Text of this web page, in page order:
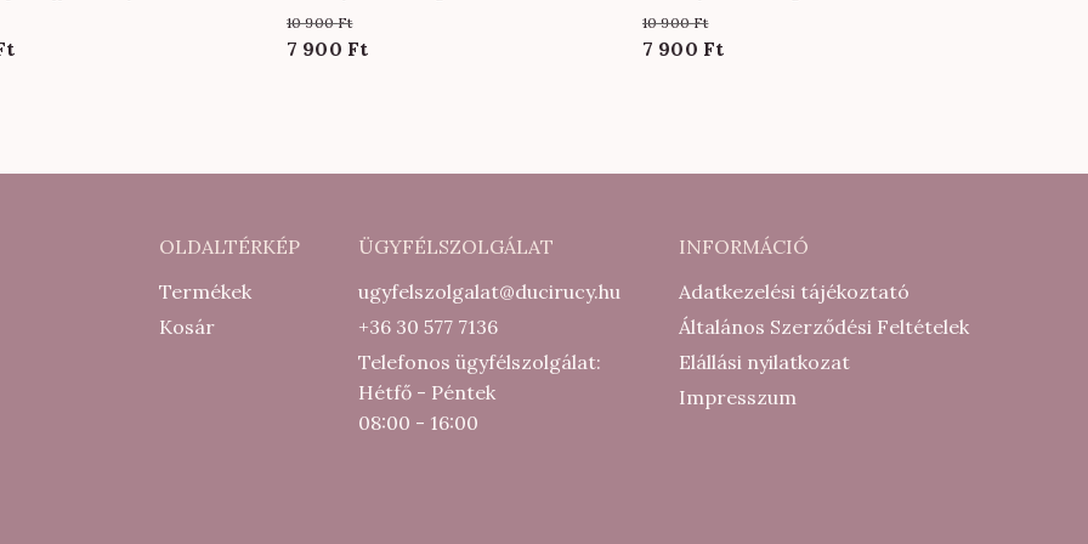
Current
000 Ft.
felhőkék színben
10 900Ft
Original
900 Ft.
7 900 FtCurrent
900 Ft.
bézs színben
10 900Ft
Original
900 Ft.
7 900 FtCurrent
900 Ft.
OLDALTÉRKÉP
Termékek
Kosár
ÜGYFÉLSZOLGÁLAT
ugyfelszolgalat@ducirucy.hu
+36 30 577 7136
Telefonos ügyfélszolgálat:
Hétfő - Péntek
08:00 - 16:00
INFORMÁCIÓ
Adatkezelési tájékoztató
Általános Szerződési Feltételek
Elállási nyilatkozat
Impresszum